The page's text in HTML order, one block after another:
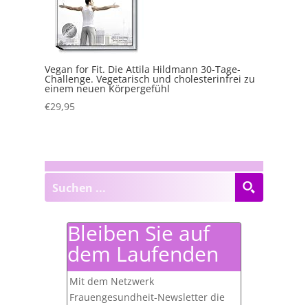
Vegan for Fit. Die Attila Hildmann 30-Tage-
Challenge. Vegetarisch und cholesterinfrei zu
einem neuen Körpergefühl
€29,95
Bleiben Sie auf
dem Laufenden
Mit dem Netzwerk
Frauengesundheit-Newsletter die